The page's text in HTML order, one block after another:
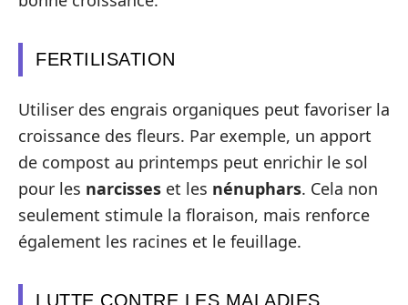
FERTILISATION
Utiliser des engrais organiques peut favoriser la
croissance des fleurs. Par exemple, un apport
de compost au printemps peut enrichir le sol
pour les narcisses et les nénuphars. Cela non
seulement stimule la floraison, mais renforce
également les racines et le feuillage.
LUTTE CONTRE LES MALADIES